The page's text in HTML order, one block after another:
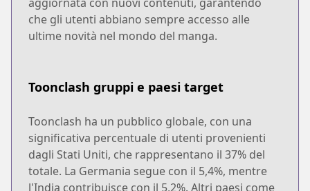
che gli utenti abbiano sempre accesso alle
ultime novità nel mondo del manga.
Toonclash gruppi e paesi target
Toonclash ha un pubblico globale, con una
significativa percentuale di utenti provenienti
dagli Stati Uniti, che rappresentano il 37% del
totale. La Germania segue con il 5,4%, mentre
l'India contribuisce con il 5,2%. Altri paesi come